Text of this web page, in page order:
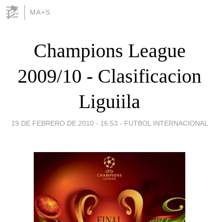
MA+S
Champions League
2009/10 - Clasificacion
Liguiila
19 DE FEBRERO DE 2010 - 16:53 - FUTBOL INTERNACIONAL